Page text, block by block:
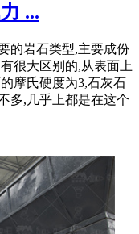
...
的岩石类型,主要成份
很大区别的,从表面上
摩氏硬度为3,石灰石
多,几乎上都是在这个